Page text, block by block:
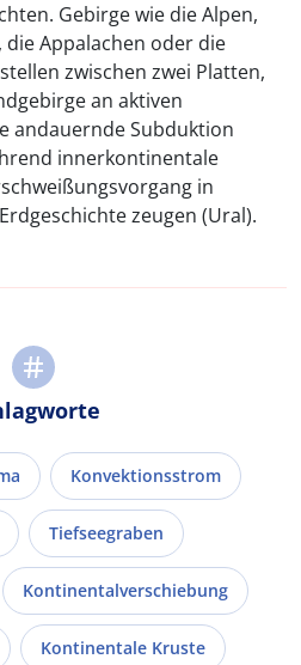
Gebirge wie die Alpen,
Appalachen oder die
zwischen zwei Platten,
an aktiven
andauernde Subduktion
innerkontinentale
in
zeugen (Ural).
Konvektionsstrom
Tiefseegraben
Kontinentalverschiebung
Kontinentale Kruste